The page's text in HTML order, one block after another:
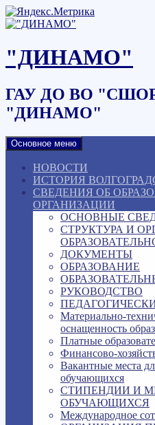
Наверх
"ДИНАМО"
ГАУ ДО ВО "СШОР
"ДИНАМО"
Основное меню
НОВОСТИ
ИСТОРИЯ
СВЕДЕНИЯ ОБ
ОРГАНИЗАЦИИ
ОСНОВНЫЕ
СТРУКТУРА И
ДОКУМЕНТЫ
ОБРАЗОВАНИЕ
РУКОВОДСТВО
Материально-
оснащенность
Платные
Финансово-
Вакантные места
обучающихся
СТИПЕНДИИ И
ОБУЧАЮЩИХСЯ
Международное